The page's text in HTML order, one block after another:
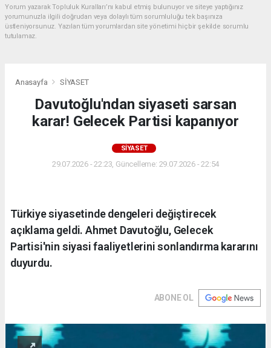
Yorum yazarak Topluluk Kuralları’nı kabul etmiş bulunuyor ve siteye yaptığınız
yorumunuzla ilgili doğrudan veya dolaylı tüm sorumluluğu tek başınıza
üstleniyorsunuz. Yazılan tüm yorumlardan site yönetimi hiçbir şekilde sorumlu
tutulamaz.
Anasayfa SİYASET
Davutoğlu'ndan siyaseti sarsan
karar! Gelecek Partisi kapanıyor
SİYASET
29.07.2026 - 22:23, Güncelleme: 29.07.2026 - 22:54
Türkiye siyasetinde dengeleri değiştirecek
açıklama geldi. Ahmet Davutoğlu, Gelecek
Partisi'nin siyasi faaliyetlerini sonlandırma kararını
duyurdu.
ABONE OL